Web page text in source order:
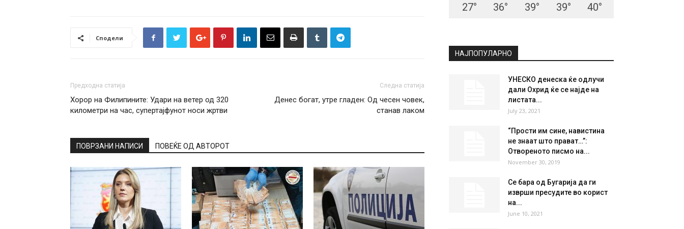
Сподели
Предходна статија
Хорор на Филипините: Удари на ветер од 320
километри на час, супертајфунот носи жртви
Следна статија
Денес богат, утре гладен: Од чесен човек,
станав лаком
ПОВРЗАНИ НАПИСИ ПОВЕЌЕ ОД АВТОРОТ
27° 36° 39° 39° 40°
НАЈПОПУЛАРНО
УНЕСКО денеска ќе одлучи
дали Охрид ќе се најде на
листата...
July 23, 2021
“Прости им сине, навистина
не знаат што прават…”:
Отвореното писмо на...
November 30, 2019
Се бара од Бугарија да ги
изврши пресудите во корист
на...
June 10, 2021